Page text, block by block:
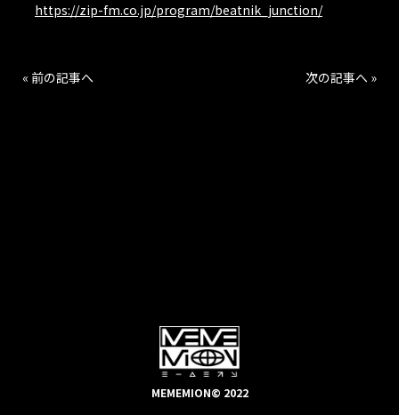
https://zip-fm.co.jp/program/beatnik_junction/
« 前の記事へ 次の記事へ »
MEMEMION© 2022